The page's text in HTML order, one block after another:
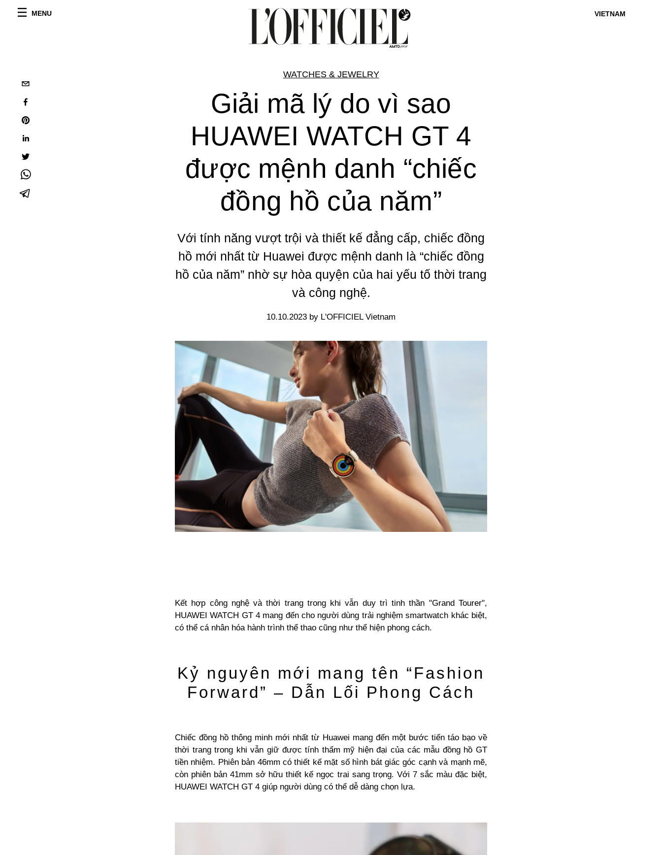
MENU VIETNAM
WATCHES & JEWELRY
Giải mã lý do vì sao
HUAWEI WATCH GT 4
được mệnh danh “chiếc
đồng hồ của năm”
Với tính năng vượt trội và thiết kế đẳng cấp, chiếc đồng
hồ mới nhất từ Huawei được mệnh danh là “chiếc đồng
hồ của năm” nhờ sự hòa quyện của hai yếu tố thời trang
và công nghệ.
10.10.2023 by L'OFFICIEL Vietnam
Kết hợp công nghệ và thời trang trong khi vẫn duy trì tinh thần "Grand Tourer",
HUAWEI WATCH GT 4 mang đến cho người dùng trải nghiệm smartwatch khác biệt,
có thể cá nhân hóa hành trình thể thao cũng như thể hiện phong cách.
Kỷ nguyên mới mang tên “Fashion
Forward” – Dẫn Lối Phong Cách
Chiếc đồng hồ thông minh mới nhất từ Huawei mang đến một bước tiến táo bạo về
thời trang trong khi vẫn giữ được tính thẩm mỹ hiện đại của các mẫu đồng hồ GT
tiền nhiệm. Phiên bản 46mm có thiết kế mặt số hình bát giác góc cạnh và mạnh mẽ,
còn phiên bản 41mm sở hữu thiết kế ngọc trai sang trọng. Với 7 sắc màu đặc biệt,
HUAWEI WATCH GT 4 giúp người dùng có thể dễ dàng chọn lựa.